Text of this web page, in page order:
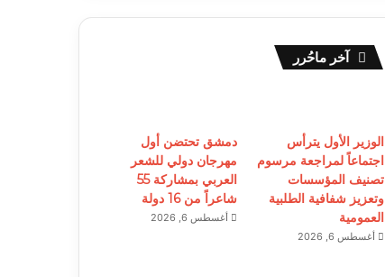
آخر ماحُرر
الوزير الأول يترأس
اجتماعاً لمراجعة مرسوم
تصنيف المؤسسات
وتعزيز شفافية الطلبية
العمومية
أغسطس 6, 2026
دمشق تحتضن أول
مهرجان دولي للشعر
العربي بمشاركة 55
شاعراً من 16 دولة
أغسطس 6, 2026